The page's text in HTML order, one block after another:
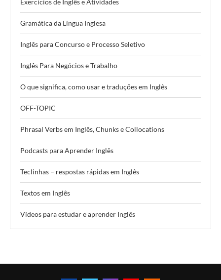
Exercícios de Inglês e Atividades
Gramática da Língua Inglesa
Inglês para Concurso e Processo Seletivo
Inglês Para Negócios e Trabalho
O que significa, como usar e traduções em Inglês
OFF-TOPIC
Phrasal Verbs em Inglês, Chunks e Collocations
Podcasts para Aprender Inglês
Teclinhas – respostas rápidas em Inglês
Textos em Inglês
Vídeos para estudar e aprender Inglês